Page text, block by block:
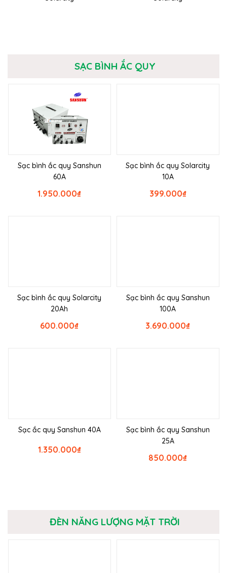
SẠC BÌNH ẮC QUY
Sạc bình ắc quy Sanshun
60A
₫
1.950.000
Sạc bình ắc quy Solarcity
10A
₫
399.000
Sạc bình ắc quy Solarcity
20Ah
₫
600.000
Sạc bình ắc quy Sanshun
100A
₫
3.690.000
Sạc ắc quy Sanshun 40A
₫
1.350.000
Sạc bình ắc quy Sanshun
25A
₫
850.000
ĐÈN NĂNG LƯỢNG MẶT TRỜI